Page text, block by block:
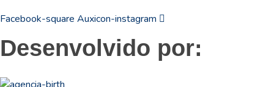
Facebook-square Auxicon-instagram
Desenvolvido por: